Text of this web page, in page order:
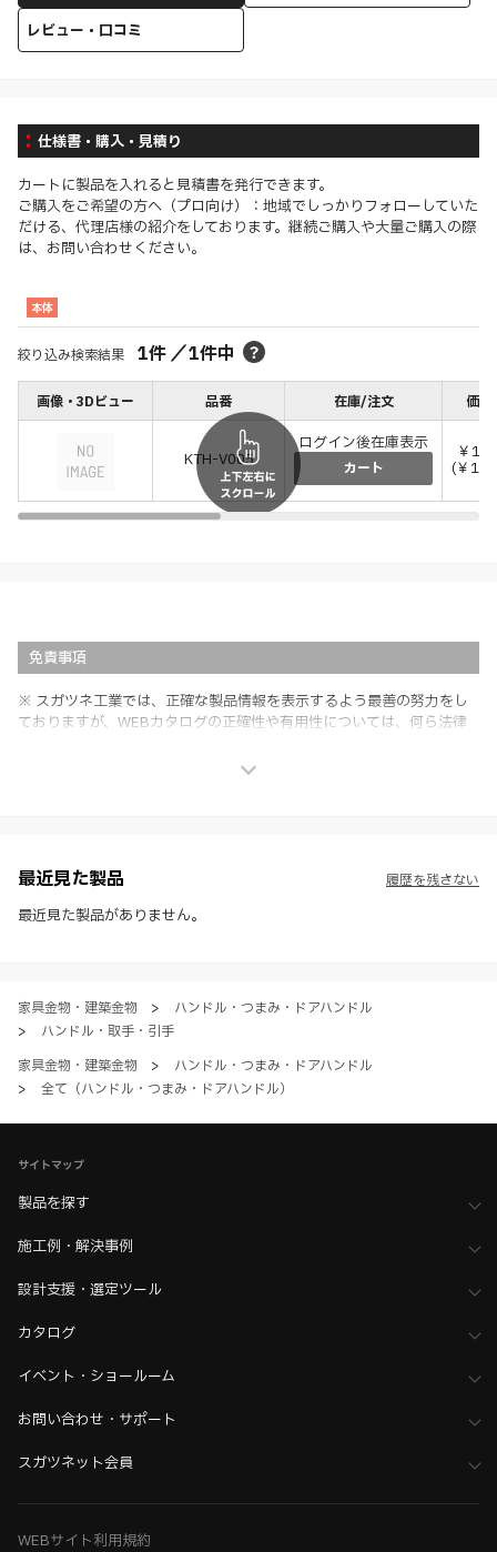
レビュー・口コミ
仕様書・購入・見積り
カートに製品を入れると見積書を発行できます。
ご購入をご希望の方へ（プロ向け）：地域でしっかりフォローしていた
だける、代理店様の紹介をしております。継続ご購入や大量ご購入の際
は、お問い合わせください。
本体
絞り込み検索結果 1件／1件中
画像・3Dビュー 品番 在庫/注文 価格
KTH-V005
ログイン後在庫表示
カート
￥
(￥
免責事項
※ スガツネ工業では、正確な製品情報を表示するよう最善の努力をし
ておりますが、WEBカタログの正確性や有用性については、何ら法律
社製品の使用ご検討、又は販売促進目的の利用に限ります。
※ 本WEBサイト製品情報のご利用にあたっては、WEBサイト利用規
約、プライバシーポリシー、製品情報ガイドをご確認いただき、内容の
最近見た製品
最近見た製品がありません。
履歴を残さない
家具金物・建築金物 >
ハンドル・つまみ・ドアハンドル
>
ハンドル・取手・引手
家具金物・建築金物
>
ハンドル・つまみ・ドアハンドル
>
全て（ハンドル・つまみ・ドアハンドル）
サイトマップ
製品を探す
施工例・解決事例
設計支援・選定ツール
カタログ
イベント・ショールーム
お問い合わせ・サポート
スガツネット会員
WEBサイト利用規約